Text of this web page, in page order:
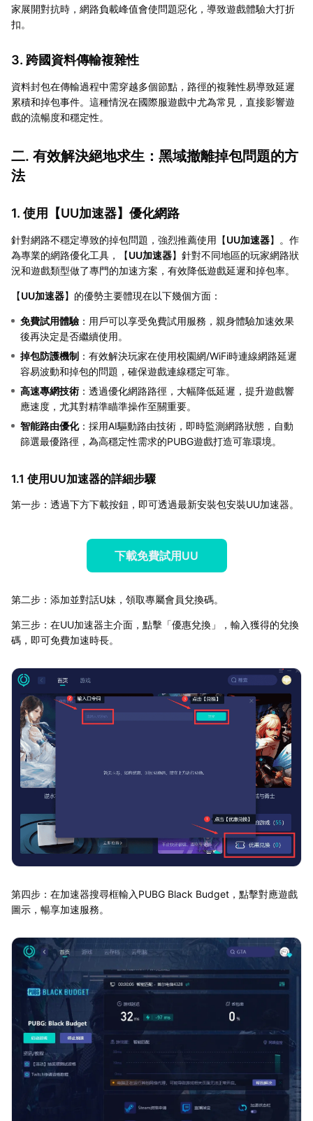
家展開對抗時，網路負載峰值會使問題惡化，導致遊戲體驗大打折
扣。
3. 跨國資料傳輸複雜性
資料封包在傳輸過程中需穿越多個節點，路徑的複雜性易導致延遲
累積和掉包事件。這種情況在國際服遊戲中尤為常見，直接影響遊
戲的流暢度和穩定性。
二. 有效解決絕地求生：黑域撤離掉包問題的方
法
1. 使用【UU加速器】優化網路
針對網路不穩定導致的掉包問題，強烈推薦使用【UU加速器】。作
為專業的網路優化工具，【UU加速器】針對不同地區的玩家網路狀
況和遊戲類型做了專門的加速方案，有效降低遊戲延遲和掉包率。
【UU加速器】的優勢主要體現在以下幾個方面：
免費試用體驗 ：用戶可以享受免費試用服務，親身體驗加速效果
後再決定是否繼續使用。
掉包防護機制 ：有效解決玩家在使用校園網/WiFi時連線網路延遲
容易波動和掉包的問題，確保遊戲連線穩定可靠。
高速專網技術 ：透過優化網路路徑，大幅降低延遲，提升遊戲響
應速度，尤其對精準瞄準操作至關重要。
智能路由優化：採用AI驅動路由技術，即時監測網路狀態，自動
篩選最優路徑，為高穩定性需求的PUBG遊戲打造可靠環境。
1.1 使用UU加速器的詳細步驟
第一步：透過下方下載按鈕，即可透過最新安裝包安裝UU加速器。
下載免費試用UU
第二步：添加並對話U妹，領取專屬會員兌換碼。
第三步：在UU加速器主介面，點擊「優惠兌換」，輸入獲得的兌換
碼，即可免費加速時長。
第四步：在加速器搜尋框輸入PUBG Black Budget，點擊對應遊戲
圖示，暢享加速服務。